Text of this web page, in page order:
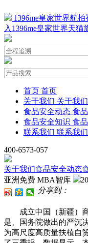
1396me皇家世界航拍
入1396me皇家世界天猫
首页 首页
关于我们 关于我们
食品安全动态 食
食品安全知识 食
联系我们 联系我们
400-6573-057
关于我们食品安全动态
亚洲免费 MBA智库
分享到：
成立中国（新疆）商
是、国务院做出的严沉
为高尺度高质量扶植自